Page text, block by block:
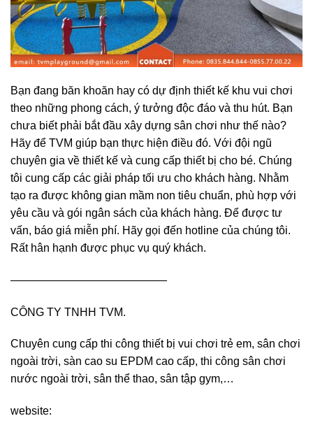
Bạn đang băn khoăn hay có dự định thiết kế khu vui chơi
theo những phong cách, ý tưởng độc đáo và thu hút. Bạn
chưa biết phải bắt đầu xây dựng sân chơi như thế nào?
Hãy để TVM giúp bạn thực hiện điều đó. Với đội ngũ
chuyên gia về thiết kế và cung cấp thiết bị cho bé. Chúng
tôi cung cấp các giải pháp tối ưu cho khách hàng. Nhằm
tạo ra được không gian mầm non tiêu chuẩn, phù hợp với
yêu cầu và gói ngân sách của khách hàng. Để được tư
vấn, báo giá miễn phí. Hãy gọi đến hotline của chúng tôi.
Rất hân hạnh được phục vụ quý khách.
——————————————
CÔNG TY TNHH TVM.
Chuyên cung cấp thi công thiết bị vui chơi trẻ em, sân chơi
ngoài trời, sàn cao su EPDM cao cấp, thi công sân chơi
nước ngoài trời, sân thể thao, sân tập gym,…
website: